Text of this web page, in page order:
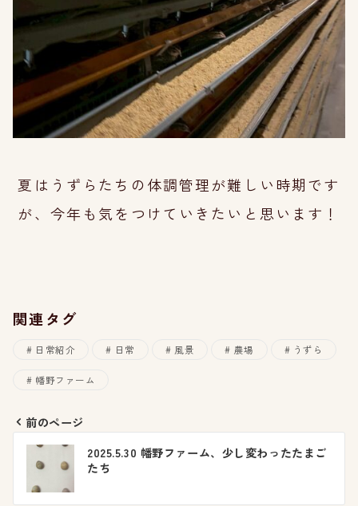
夏はうずらたちの体調管理が難しい時期です
が、今年も気をつけていきたいと思います！
関連タグ
日常紹介 日常 風景 農場 うずら
幡野ファーム
投
前のページ
2025.5.30 幡野ファーム、少し変わったたまご
たち